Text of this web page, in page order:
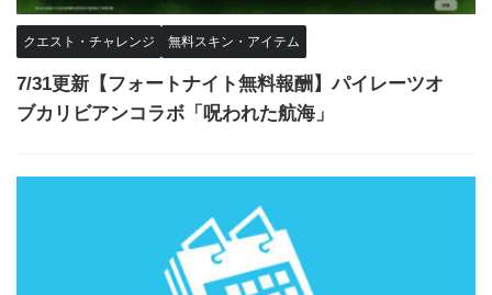
クエスト・チャレンジ 無料スキン・アイテム
7/31更新【フォートナイト無料報酬】パイレーツオ
ブカリビアンコラボ「呪われた航海」